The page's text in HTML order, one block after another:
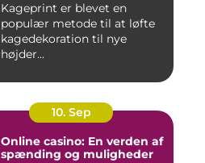
Kageprint er blevet en
populær metode til at løfte
kagedekoration til nye
højder...
10. Sep
Online casino: En verden af
spænding og muligheder